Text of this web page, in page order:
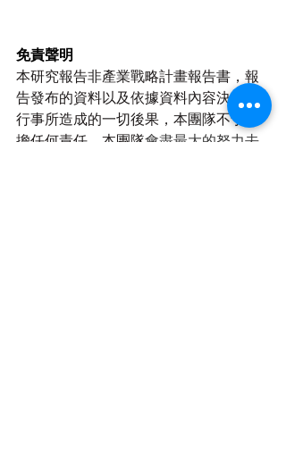
免責聲明
本研究報告非產業戰略計畫報告書，報
告發布的資料以及依據資料內容決策、
行事所造成的一切後果，本團隊不予承
擔任何責任。本團隊會盡最大的努力去